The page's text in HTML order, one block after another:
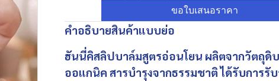
ขอใบเสนอราคา
คำอธิบายสินค้าแบบย่อ
ฮันนี่คิสลิปบาล์มสูตรอ่อนโยน ผลิตจากวัตถุดิ
ออแกนิค สารบำรุงจากธรรมชาติ ได้รับการรั